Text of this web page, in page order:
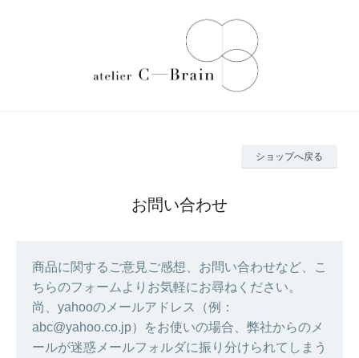
ショップへ戻る
お問い合わせ
商品に関するご意見ご感想、お問い合わせなど、こ
ちらのフォームよりお気軽にお尋ねください。
尚、yahooのメールアドレス（例：
abc@yahoo.co.jp）をお使いの場合、弊社からのメ
ールが迷惑メールフォルダに振り分けられてしまう